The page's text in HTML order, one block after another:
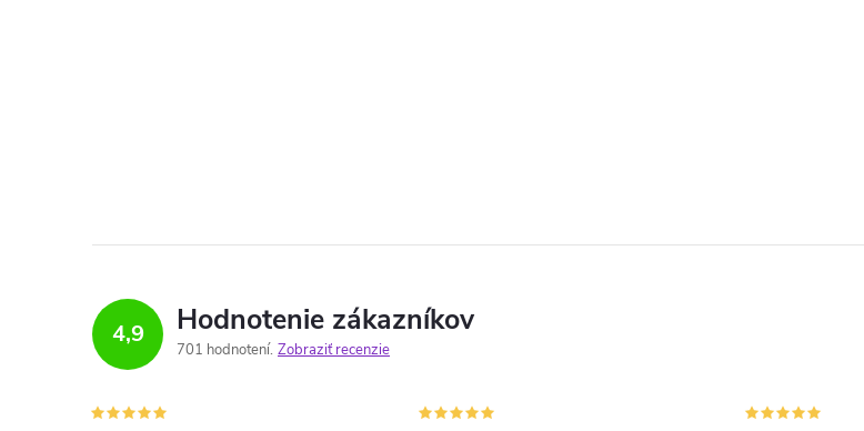
4,9 Hodnotenie zákazníkov
701 hodnotení Zobraziť recenzie